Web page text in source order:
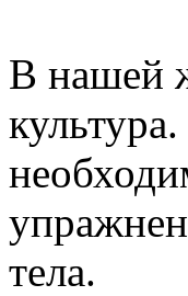
В нашей
тела.